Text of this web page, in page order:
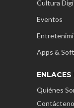
Cultura
Eventos
Apps &
ENLACES
Quiénes